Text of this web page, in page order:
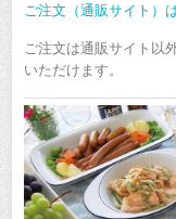
ご注文（通販サイト）
ご注文は通販サイト以
いただけます。